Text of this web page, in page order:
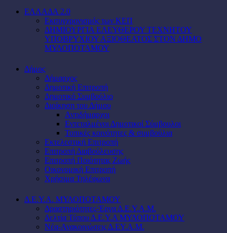
ΕΛΛΑΔΑ 2.0
Εκσυγχρονισμός των ΚΕΠ
ΔΗΜΙΟΥΡΓΙΑ ΕΛΕΥΘΕΡΟΥ ΤΕΧΝΗΤΟΥ
ΥΠΟΒΡΥΧΙΟΥ ΑΞΙΟΘΕΑΤΟΣ ΣΤΟΝ ΔΗΜΟ
ΜΥΛΟΠΟΤΑΜΟΥ
Δήμος
Δήμαρχος
Δημοτική Επιτροπή
Δημοτικό Συμβούλιο
Διοίκηση του Δήμου
Αντιδήμαρχοι
Εντεταλμένοι Δημοτικοί Σύμβουλοι
Τοπικές κοινότητες & συμβούλια
Εκτελεστική Επιτροπή
Επιτροπή Διαβούλευσης
Επιτροπή Ποιότητας Ζωής
Οικονομική Επιτροπή
Χρήσιμα Τηλέφωνα
Δ.Ε.Υ.Α. ΜΥΛΟΠΟΤΑΜΟΥ
Δραστηριότητες-Έργα Δ.Ε.Υ.Α.Μ.
Δελτία Τύπου Δ.Ε.Υ.Α ΜΥΛΟΠΟΤΑΜΟΥ
Νέα-Ανακοινώσεις Δ.ΕΥ.Α.Μ.